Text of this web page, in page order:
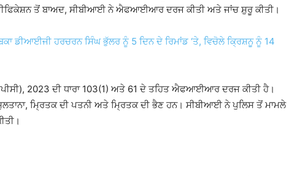
ਤੋਂ ਬਾਅਦ, ਸੀਬੀਆਈ ਨੇ ਐਫਆਈਆਰ ਦਰਜ ਕੀਤੀ ਅਤੇ ਜਾਂਚ ਸ਼ੁਰੂ ਕੀਤੀ।
ਡੀਆਈਜੀ ਹਰਚਰਨ ਸਿੰਘ ਭੁੱਲਰ ਨੂੰ 5 ਦਿਨ ਦੇ ਰਿਮਾਂਡ ‘ਤੇ, ਵਿਚੋਲੇ ਕ੍ਰਿਸ਼ਨੂ ਨੂੰ 14
2023 ਦੀ ਧਾਰਾ 103(1) ਅਤੇ 61 ਦੇ ਤਹਿਤ ਐਫਆਈਆਰ ਦਰਜ ਕੀਤੀ ਹੈ।
ਮ੍ਰਿਤਕ ਦੀ ਪਤਨੀ ਅਤੇ ਮ੍ਰਿਤਕ ਦੀ ਭੈਣ ਹਨ। ਸੀਬੀਆਈ ਨੇ ਪੁਲਿਸ ਤੋਂ ਮਾਮਲੇ